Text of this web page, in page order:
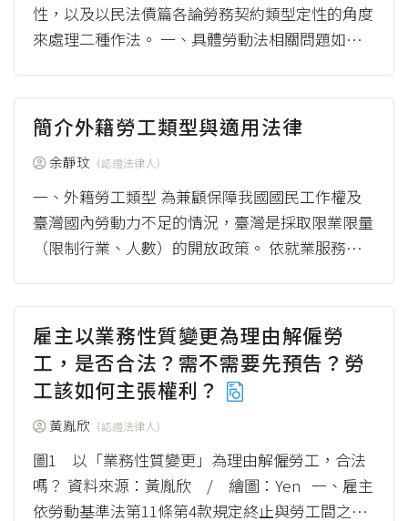
性，以及以民法債篇各論勞務契約類型定性的角度
來處理二種作法。 一、具體勞動法相關問題如何
簡介外籍勞工類型與適用法律
余靜玟 （認證法律人）
一、外籍勞工類型 為兼顧保障我國國民工作權及
臺灣國內勞動力不足的情況，臺灣是採取限業限量
（限制行業、人數）的開放政策。 依就業服務法
雇主以業務性質變更為理由解僱勞
工，是否合法？需不需要先預告？勞
工該如何主張權利？
黃胤欣 （認證法律人）
圖1 以「業務性質變更」為理由解僱勞工，合法
嗎？ 資料來源：黃胤欣 / 繪圖：Yen 一、雇主
依勞動基準法第11條第4款規定終止與勞工間之勞